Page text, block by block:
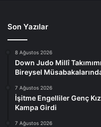
Son Yazılar
8 Ağustos 2026
Down Judo Millî
Bireysel
7 Ağustos 2026
İşitme Engelliler Genç
Kampa Girdi
7 Ağustos 2026